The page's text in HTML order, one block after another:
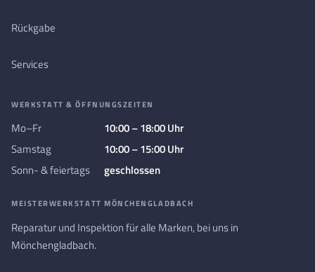
Rückgabe
Services
WERKSTATT & ÖFFNUNGSZEITEN
Mo–Fr
10:00 – 18:00 Uhr
Samstag
10:00 – 15:00 Uhr
Sonn- & feiertags
geschlossen
MEISTERWERKSTATT MÖNCHENGLADBACH
Reparatur und Inspektion für alle Marken, bei uns in
Mönchengladbach.